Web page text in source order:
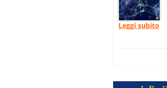
Leggi subito